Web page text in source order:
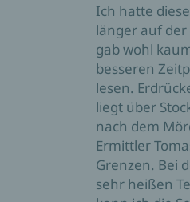
Ich hatte
länger auf der
gab wohl
besseren
lesen.
liegt über
nach dem
Ermittler
Grenzen. Bei
sehr heißen